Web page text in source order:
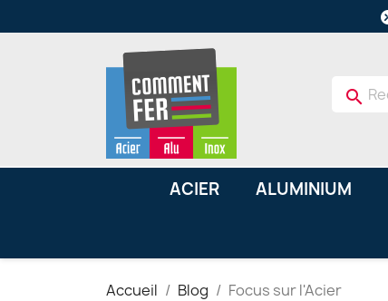
search
ACIER ALUMINIUM
Accueil Blog Focus sur l'Acier